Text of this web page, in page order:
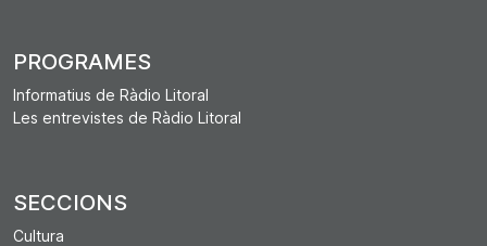
PROGRAMES
Informatius de Ràdio Litoral
Les entrevistes de Ràdio Litoral
SECCIONS
Cultura